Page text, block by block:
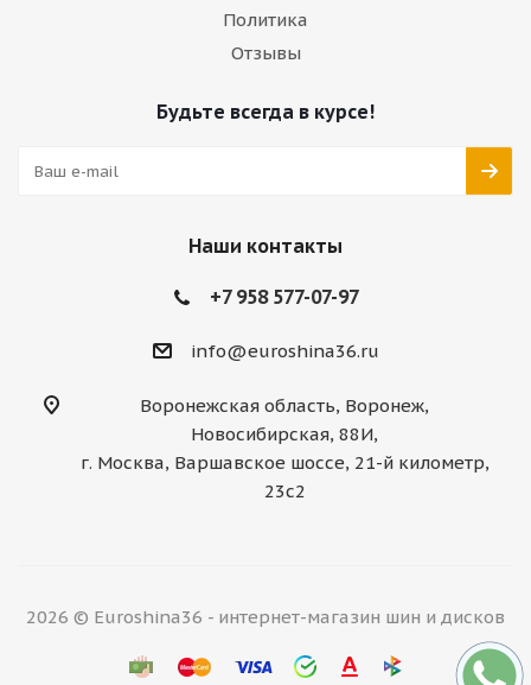
Политика
Отзывы
Будьте всегда в курсе!
Наши контакты
+7 958 577-07-97
info@euroshina36.ru
Воронежская область, Воронеж,
Новосибирская, 88И,
г. Москва, Варшавское шоссе, 21-й километр,
23с2
2026 © Euroshina36 - интернет-магазин шин и дисков